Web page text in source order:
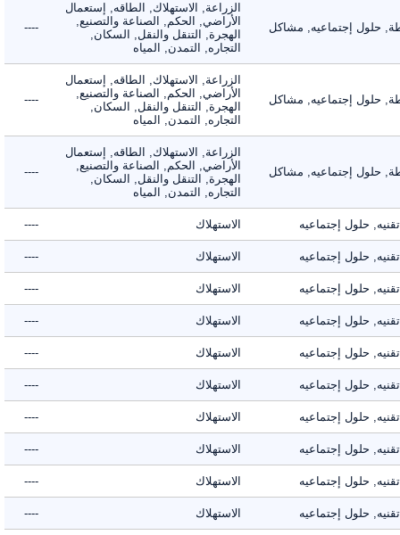
حلول إجتماعيه, مشاكل
الزراعة, الاستهلاك, الطاقه, إستعمال
الأراضي, الحكم, الصناعة والتصنيع,
الهجرة, التنقل والنقل, السكان,
التجاره, التمدن, المياه
----
حلول إجتماعيه, مشاكل
الزراعة, الاستهلاك, الطاقه, إستعمال
الأراضي, الحكم, الصناعة والتصنيع,
الهجرة, التنقل والنقل, السكان,
التجاره, التمدن, المياه
----
حلول إجتماعيه, مشاكل
الزراعة, الاستهلاك, الطاقه, إستعمال
الأراضي, الحكم, الصناعة والتصنيع,
الهجرة, التنقل والنقل, السكان,
التجاره, التمدن, المياه
----
حلول إجتماعيه الاستهلاك ----
حلول إجتماعيه الاستهلاك ----
حلول إجتماعيه الاستهلاك ----
حلول إجتماعيه الاستهلاك ----
حلول إجتماعيه الاستهلاك ----
حلول إجتماعيه الاستهلاك ----
حلول إجتماعيه الاستهلاك ----
حلول إجتماعيه الاستهلاك ----
حلول إجتماعيه الاستهلاك ----
حلول إجتماعيه الاستهلاك ----